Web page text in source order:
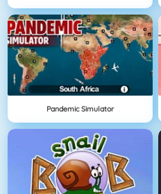
Pandemic Simulator